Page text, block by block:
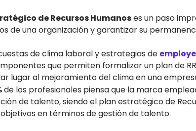
de Recursos Humanoses un paso
de una organización y garantizar su
de clima laboral y estrategias de
que permiten formalizar un plan de
lugar al mejoramiento del clima en una
de los profesionales piensa que la marca
de talento, siendo el plan estratégico de
en términos de gestión de talento.